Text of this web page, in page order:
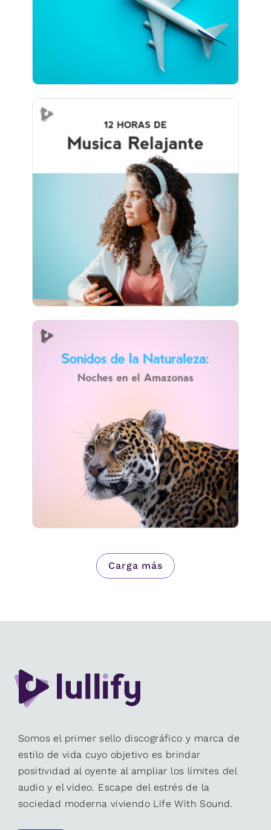
1,821 seguidores
Musica Relajante (12+ Horas)
Información
Jugar
1,141 seguidores
Sonidos de la Naturaleza:
Noches en el Amazonas
Información
Jugar
751 seguidores
Carga más
Somos el primer sello discográfico y marca de
estilo de vida cuyo objetivo es brindar
positividad al oyente al ampliar los límites del
audio y el video. Escape del estrés de la
sociedad moderna viviendo Life With Sound.